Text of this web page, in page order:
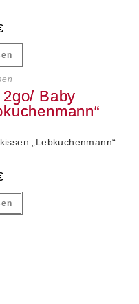
„Lebkuchenmann“